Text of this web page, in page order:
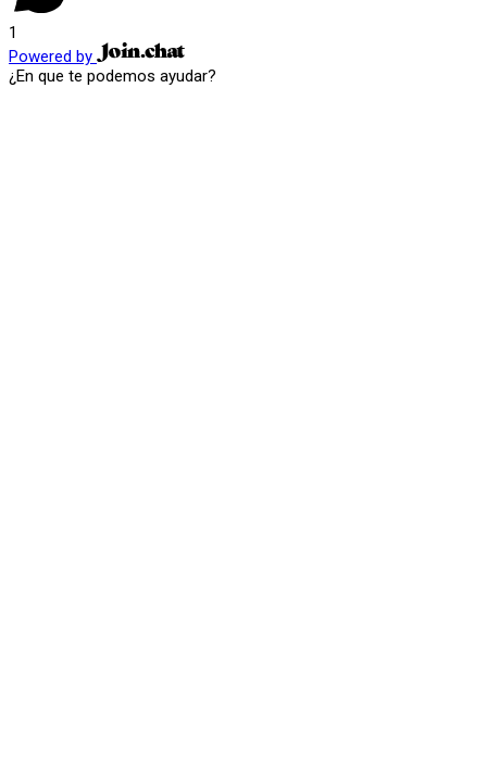
1
Powered by
¿En que te podemos ayudar?